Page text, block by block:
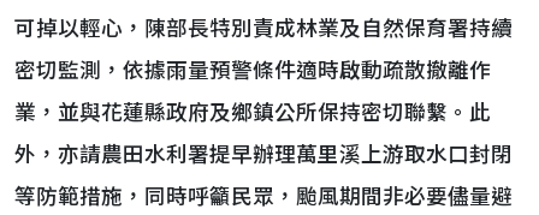
可掉以輕心，陳部長特別責成林業及自然保育署持續
密切監測，依據雨量預警條件適時啟動疏散撤離作
業，並與花蓮縣政府及鄉鎮公所保持密切聯繫。此
外，亦請農田水利署提早辦理萬里溪上游取水口封閉
等防範措施，同時呼籲民眾，颱風期間非必要儘量避